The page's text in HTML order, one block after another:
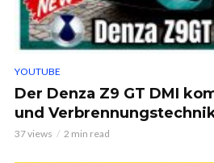
YOUTUBE
Der Denza Z9 GT DMI
und
37 views 2 min read